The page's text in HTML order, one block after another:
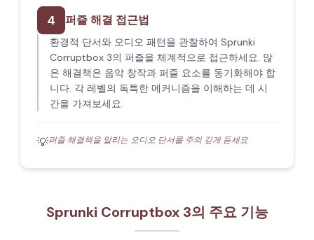
4 퍼즐 해결 접근법
환경적 단서와 오디오 패턴을 관찰하여 Sprunki
Corruptbox 3의 퍼즐을 체계적으로 접근하세요. 많
은 해결책은 음악 창작과 퍼즐 요소를 동기화해야 합
니다. 각 레벨의 독특한 메커니즘을 이해하는 데 시
간을 가져보세요.
💡퍼즐 해결책을 알리는 오디오 단서를 주의 깊게 듣세요
Sprunki Corruptbox 3의 주요 기능